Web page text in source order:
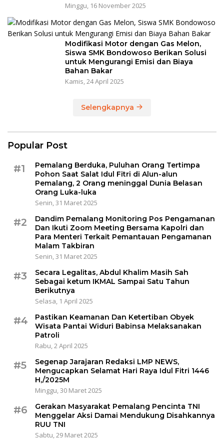
Minggu, 16 November 2025
Modifikasi Motor dengan Gas Melon,
Siswa SMK Bondowoso Berikan Solusi
untuk Mengurangi Emisi dan Biaya
Bahan Bakar
Kamis, 24 April 2025
Selengkapnya
Popular Post
#1
Pemalang Berduka, Puluhan Orang Tertimpa
Pohon Saat Salat Idul Fitri di Alun-alun
Pemalang, 2 Orang meninggal Dunia Belasan
Orang Luka-luka
Senin, 31 Maret 2025
#2
Dandim Pemalang Monitoring Pos Pengamanan
Dan Ikuti Zoom Meeting Bersama Kapolri dan
Para Menteri Terkait Pemantauan Pengamanan
Malam Takbiran
Senin, 31 Maret 2025
#3
Secara Legalitas, Abdul Khalim Masih Sah
Sebagai ketum IKMAL Sampai Satu Tahun
Berikutnya
Selasa, 1 April 2025
#4
Pastikan Keamanan Dan Ketertiban Obyek
Wisata Pantai Widuri Babinsa Melaksanakan
Patroli
Rabu, 2 April 2025
#5
Segenap Jarajaran Redaksi LMP NEWS,
Mengucapkan Selamat Hari Raya Idul Fitri 1446
H,/2025M
Minggu, 30 Maret 2025
#6
Gerakan Masyarakat Pemalang Pencinta TNI
Menggelar Aksi Damai Mendukung Disahkannya
RUU TNI
Sabtu, 29 Maret 2025